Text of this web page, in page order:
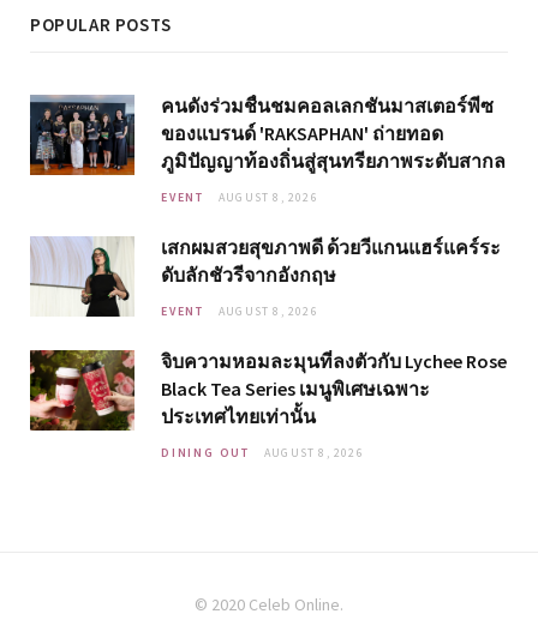
POPULAR POSTS
คนดังร่วมชื่นชมคอลเลกชันมาสเตอร์พีซ
ของแบรนด์ 'RAKSAPHAN' ถ่ายทอด
ภูมิปัญญาท้องถิ่นสู่สุนทรียภาพระดับสากล
EVENT AUGUST 8, 2026
เสกผมสวยสุขภาพดี ด้วยวีแกนแฮร์แคร์ระ
ดับลักชัวรีจากอังกฤษ
EVENT AUGUST 8, 2026
จิบความหอมละมุนที่ลงตัวกับ Lychee Rose
Black Tea Series เมนูพิเศษเฉพาะ
ประเทศไทยเท่านั้น
DINING OUT AUGUST 8, 2026
© 2020 Celeb Online.